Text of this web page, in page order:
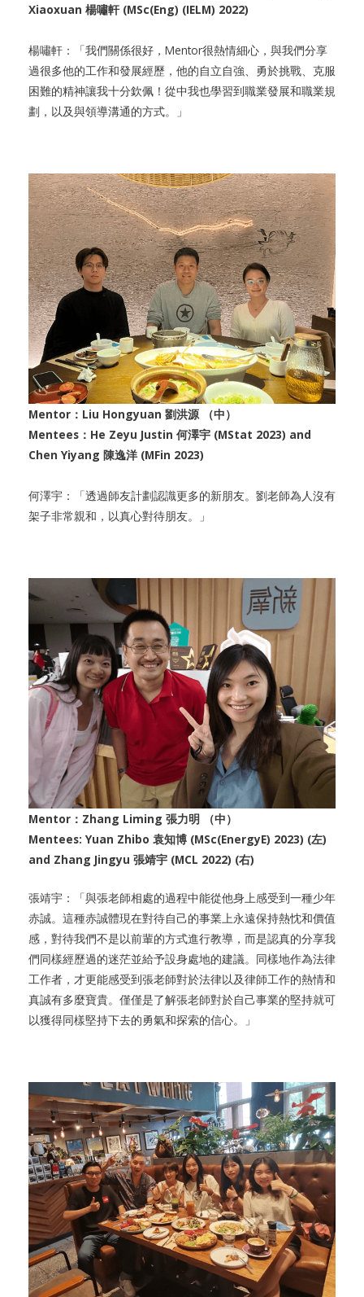
Xiaoxuan 楊嘯軒 (MSc(Eng) (IELM) 2022)
楊嘯軒：「我們關係很好，Mentor很熱情細心，與我們分享
過很多他的工作和發展經歷，他的自立自強、勇於挑戰、克服
困難的精神讓我十分欽佩！從中我也學習到職業發展和職業規
劃，以及與領導溝通的方式。」
Mentor：Liu Hongyuan 劉洪源 （中）
Mentees：He Zeyu Justin 何澤宇 (MStat 2023) and
Chen Yiyang 陳逸洋 (MFin 2023)
何澤宇：「透過師友計劃認識更多的新朋友。劉老師為人沒有
架子非常親和，以真心對待朋友。」
Mentor：Zhang Liming 張力明 （中）
Mentees: Yuan Zhibo 袁知博 (MSc(EnergyE) 2023) (左)
and Zhang Jingyu 張靖宇 (MCL 2022) (右)
張靖宇：「與張老師相處的過程中能從他身上感受到一種少年
赤誠。這種赤誠體現在對待自己的事業上永遠保持熱忱和價值
感，對待我們不是以前輩的方式進行教導，而是認真的分享我
們同樣經歷過的迷茫並給予設身處地的建議。同樣地作為法律
工作者，才更能感受到張老師對於法律以及律師工作的熱情和
真誠有多麼寶貴。僅僅是了解張老師對於自己事業的堅持就可
以獲得同樣堅持下去的勇氣和探索的信心。」